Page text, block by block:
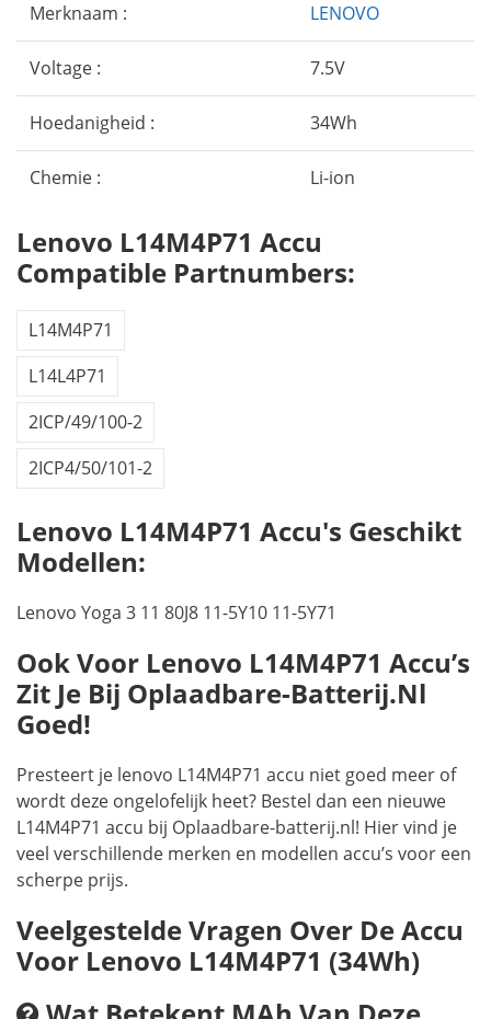
Merknaam : LENOVO
Voltage : 7.5V
Hoedanigheid : 34Wh
Chemie : Li-ion
Lenovo L14M4P71 Accu
Compatible Partnumbers:
L14M4P71
L14L4P71
2ICP/49/100-2
2ICP4/50/101-2
Lenovo L14M4P71 Accu's Geschikt
Modellen:
Lenovo Yoga 3 11 80J8 11-5Y10 11-5Y71
Ook Voor Lenovo L14M4P71 Accu’s
Zit Je Bij Oplaadbare-Batterij.nl
Goed!
Presteert je lenovo L14M4P71 accu niet goed meer of
wordt deze ongelofelijk heet? Bestel dan een nieuwe
L14M4P71 accu bij Oplaadbare-batterij.nl! Hier vind je
veel verschillende merken en modellen accu’s voor een
scherpe prijs.
Veelgestelde Vragen Over De Accu
Voor Lenovo L14M4P71 (34Wh)